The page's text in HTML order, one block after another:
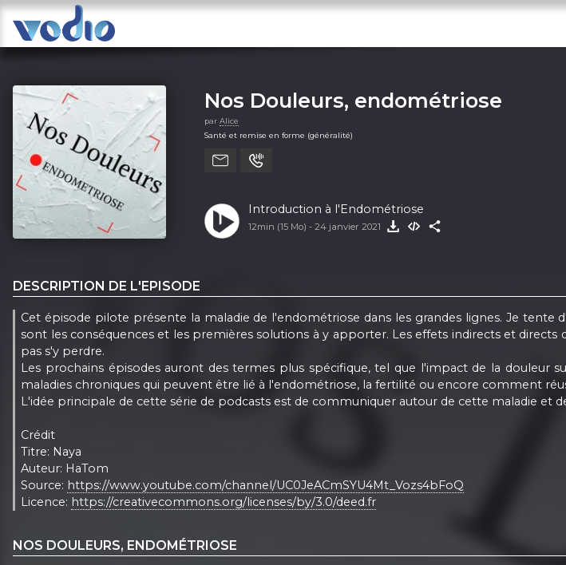
Nos Douleurs, endométriose
par Alice
Santé et remise en forme (généralité)
Introduction à l'Endométriose
12min (15 Mo) - 24 janvier 2021
DESCRIPTION DE L'EPISODE
Cet épisode pilote présente la maladie de l'endométriose dans les grandes lignes. Je
sont les conséquences et les premières solutions à y apporter. Les effets indirects et
pas s'y perdre.
Les prochains épisodes auront des termes plus spécifique, tel que l'impact de la douleur
maladies chroniques qui peuvent être lié à l'endométriose, la fertilité ou encore comment
L'idée principale de cette série de podcasts est de communiquer autour de cette maladie et
Crédit
Titre: Naya
Auteur: HaTom
Source: https://www.youtube.com/channel/UC0JeACmSYU4Mt_Vozs4bFoQ
Licence: https://creativecommons.org/licenses/by/3.0/deed.fr
NOS DOULEURS, ENDOMÉTRIOSE